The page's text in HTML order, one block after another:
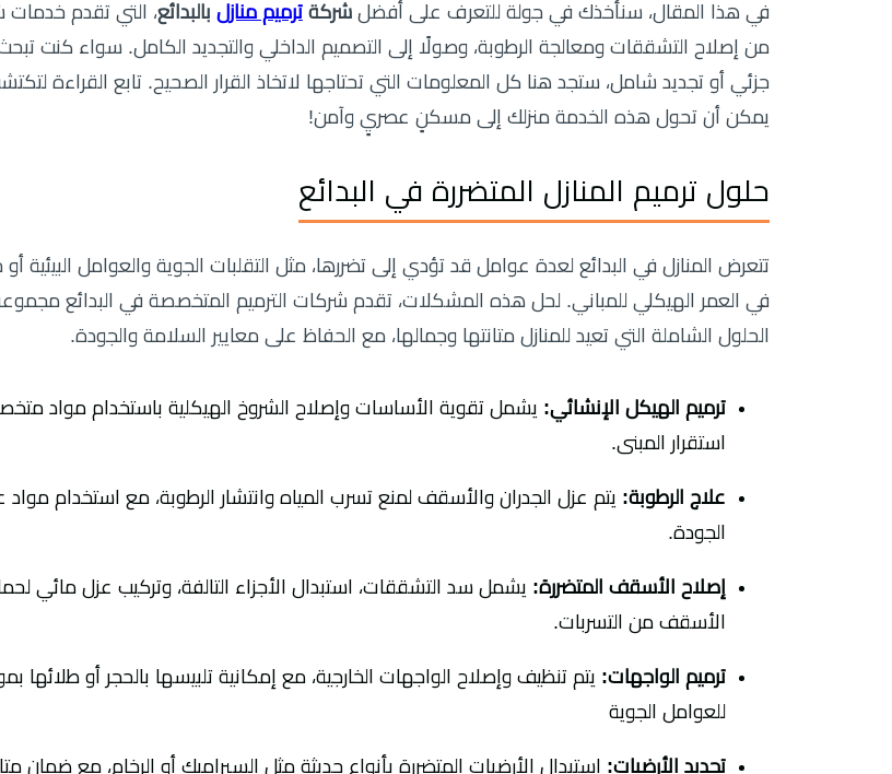
في هذا المقال، سنأخذك في جولة للتعرف على أفضل شركة ترميم منازل بالبدائع، التي تقدم خدمات
من إصلاح التشققات ومعالجة الرطوبة، وصولًا إلى التصميم الداخلي والتجديد الكامل. سواء كنت
جزئي أو تجديد شامل، ستجد هنا كل المعلومات التي تحتاجها لاتخاذ القرار الصحيح. تابع القراءة
يمكن أن تحول هذه الخدمة منزلك إلى مسكنٍ عصريٍ وآمن!
حلول ترميم المنازل المتضررة في البدائع
تتعرض المنازل في البدائع لعدة عوامل قد تؤدي إلى تضررها، مثل التقلبات الجوية والعوامل البيئية
في العمر الهيكلي للمباني. لحل هذه المشكلات، تقدم شركات الترميم المتخصصة في البدائع
الحلول الشاملة التي تعيد للمنازل متانتها وجمالها، مع الحفاظ على معايير السلامة والجودة.
ترميم الهيكل الإنشائي: يشمل تقوية الأساسات وإصلاح الشروخ الهيكلية باستخدام مواد
استقرار المبنى.
علاج الرطوبة: يتم عزل الجدران والأسقف لمنع تسرب المياه وانتشار الرطوبة، مع استخدام مواد
الجودة.
إصلاح الأسقف المتضررة: يشمل سد التشققات، استبدال الأجزاء التالفة، وتركيب عزل مائي
الأسقف من التسربات.
ترميم الواجهات: يتم تنظيف وإصلاح الواجهات الخارجية، مع إمكانية تلبيسها بالحجر أو طلائها
للعوامل الجوية
تجديد الأرضيات: استبدال الأرضيات المتضررة بأنواع حديثة مثل السيراميك أو الرخام، مع ضمان